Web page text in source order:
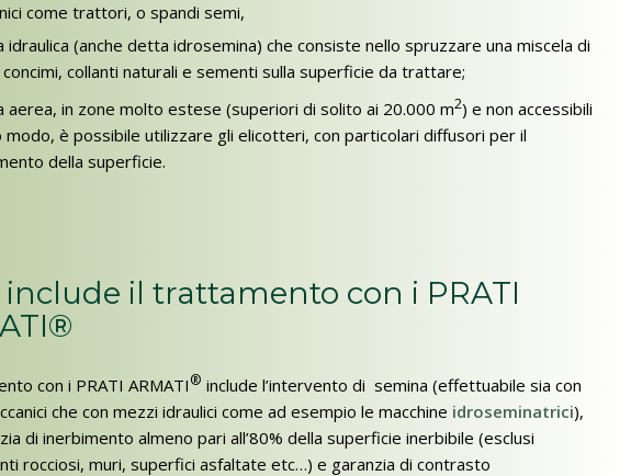
come trattori, o spandi semi,
idraulica (anche detta idrosemina) che consiste nello spruzzare una miscela di
concimi, collanti naturali e sementi sulla superficie da trattare;
aerea, in zone molto estese (superiori di solito ai 20.000 m2) e non accessibili
modo, è possibile utilizzare gli elicotteri, con particolari diffusori per il
della superficie.
include il trattamento con i PRATI
con i PRATI ARMATI® include l’intervento di semina (effettuabile sia con
che con mezzi idraulici come ad esempio le macchine idroseminatrici),
di inerbimento almeno pari all’80% della superficie inerbibile (esclusi
rocciosi, muri, superfici asfaltate etc…) e garanzia di contrasto